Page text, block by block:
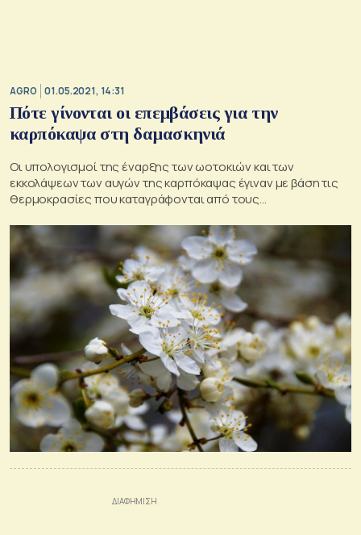
AGRO 01.05.2021, 14:31
Πότε γίνονται οι επεμβάσεις για την
καρπόκαψα στη δαμασκηνιά
Οι υπολογισμοί της έναρξης των ωοτοκιών και των
εκκολάψεων των αυγών της καρπόκαψας έγιναν με βάση τις
θερμοκρασίες που καταγράφονται από τους
της Σκύδρας.